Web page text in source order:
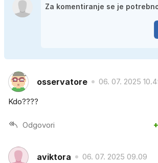
osservatore 06. 07. 2025
Kdo????
Odgovori
aviktora 06. 07. 2025 09.09